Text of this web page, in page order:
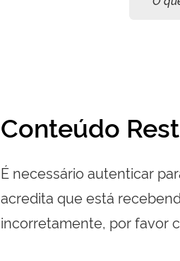
Conteúdo
É necessário autenticar
acredita que está
incorretamente, por favor